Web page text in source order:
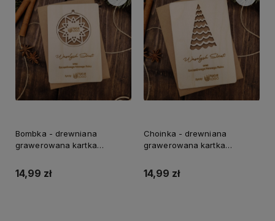
Bombka - drewniana
grawerowana kartka
14,99 zł
Choinka - drewniana
grawerowana kartka
14,99 zł